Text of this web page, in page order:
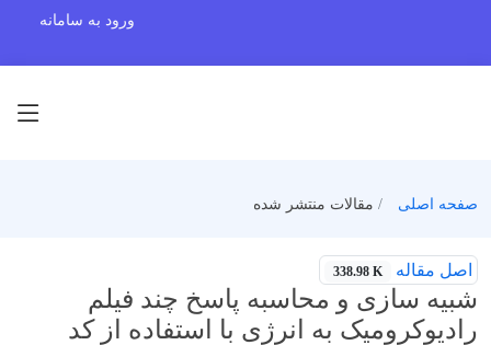
ورود به سامانه
صفحه اصلی مقالات منتشر شده
اصل مقاله 338.98 K
شبیه سازی و محاسبه پاسخ چند فیلم
رادیوکرومیک به انرژی با استفاده از کد